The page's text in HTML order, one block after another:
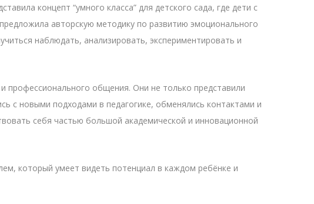
концепт “умного класса” для детского сада, где дети с
авторскую методику по развитию эмоционального
наблюдать, анализировать, экспериментировать и
профессионального общения. Они не только представили
с новыми подходами в педагогике, обменялись контактами и
себя частью большой академической и инновационной
который умеет видеть потенциал в каждом ребёнке и